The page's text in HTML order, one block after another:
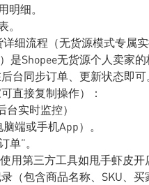
明细。
详细流程（无货源模式专属
是Shopee无货源个人卖家
台同步订单、更新状态即
直接复制操作）：
实时监控）
端或手机App）。
单”。
用第三方工具如甩手虾皮
（包含商品名称、SKU、